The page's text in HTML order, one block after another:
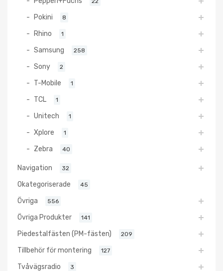
Pokini 8
Rhino 1
Samsung 258
Sony 2
T-Mobile 1
TCL 1
Unitech 1
Xplore 1
Zebra 40
Navigation 32
Okategoriserade 45
Övriga 556
Övriga Produkter 141
Piedestalfästen (PM-fästen) 209
Tillbehör för montering 127
Tvåvägsradio 3